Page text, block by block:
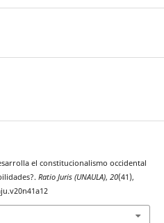
el constitucionalismo occidental
Ratio Juris (UNAULA), 20(41),